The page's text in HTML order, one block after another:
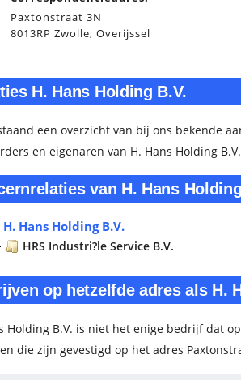
Paxtonstraat 3N
8013RP Zwolle, Overijssel
H. Hans Holding B.V.
een overzicht van bij ons bekende
en eigenaren van H. Hans Holding
van H. Hans
H. Hans Holding B.V.
HRS Industri?le Service B.V.
op hetzelfde adres als H.
Holding B.V. is niet het enige bedrijf dat
die zijn gevestigd op het adres